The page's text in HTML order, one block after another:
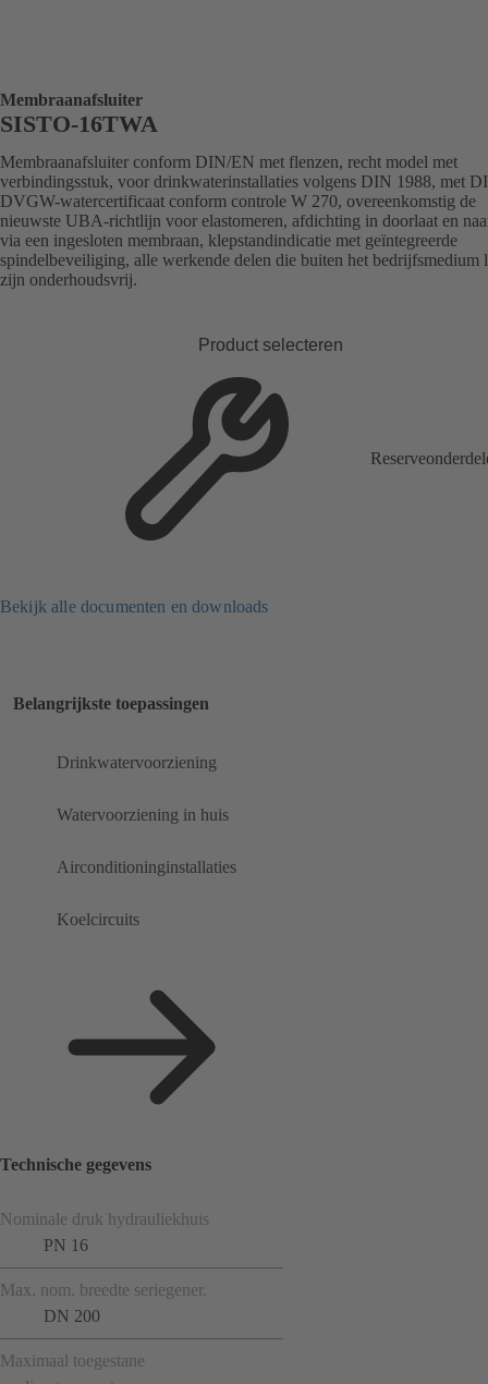
Membraanafsluiter
SISTO-16TWA
Membraanafsluiter conform DIN/EN met flenzen, recht model met
verbindingsstuk, voor drinkwaterinstallaties volgens DIN 1988, met
DVGW-watercertificaat conform controle W 270, overeenkomstig de
nieuwste UBA-richtlijn voor elastomeren, afdichting in doorlaat en
via een ingesloten membraan, klepstandindicatie met geïntegreerde
spindelbeveiliging, alle werkende delen die buiten het bedrijfsmedium
zijn onderhoudsvrij.
Product selecteren
Bekijk alle documenten en downloads
Belangrijkste toepassingen
Drinkwatervoorziening
Watervoorziening in huis
Airconditioninginstallaties
Koelcircuits
Technische gegevens
Nominale druk hydrauliekhuis
PN 16
Max. nom. breedte seriegener.
DN 200
Maximaal toegestane